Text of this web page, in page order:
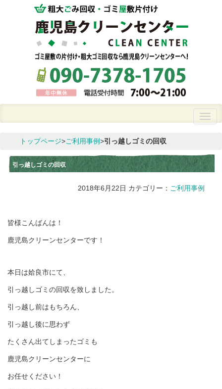
トップページ>ご利用事例>引っ越しゴミの回収
引っ越しゴミの回収
2018年6月22日 カテゴリー： ご利用事例
皆様こんばんは！
鹿児島クリーンセンターです！
本日は姶良市にて、
引っ越しゴミの回収を致しました。
引っ越し前はもちろん、
引っ越し後に思わず
たくさん出てしまったゴミも
鹿児島クリーンセンターに
お任せください！